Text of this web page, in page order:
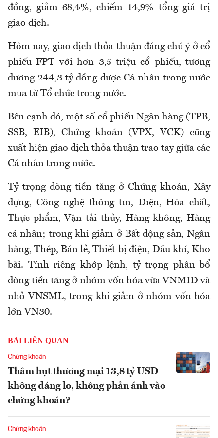
đồng, giảm 68,4%, chiếm 14,9% tổng giá trị
giao dịch.
Hôm nay, giao dịch thỏa thuận đáng chú ý ở cổ
phiếu FPT với hơn 3,5 triệu cổ phiếu, tương
đương 244,3 tỷ đồng được Cá nhân trong nước
mua từ Tổ chức trong nước.
Bên cạnh đó, một số cổ phiếu Ngân hàng (TPB,
SSB, EIB), Chứng khoán (VPX, VCK) cũng
xuất hiện giao dịch thỏa thuận trao tay giữa các
Cá nhân trong nước.
Tỷ trọng dòng tiền tăng ở Chứng khoán, Xây
dựng, Công nghệ thông tin, Điện, Hóa chất,
Thực phẩm, Vận tải thủy, Hàng không, Hàng
cá nhân; trong khi giảm ở Bất động sản, Ngân
hàng, Thép, Bán lẻ, Thiết bị điện, Dầu khí, Kho
bãi. Tính riêng khớp lệnh, tỷ trọng phân bổ
dòng tiền tăng ở nhóm vốn hóa vừa VNMID và
nhỏ VNSML, trong khi giảm ở nhóm vốn hóa
lớn VN30.
BÀI LIÊN QUAN
Chứng khoán
Thâm hụt thương mại 13,8 tỷ USD
không đáng lo, không phản ánh vào
chứng khoán?
Chứng khoán